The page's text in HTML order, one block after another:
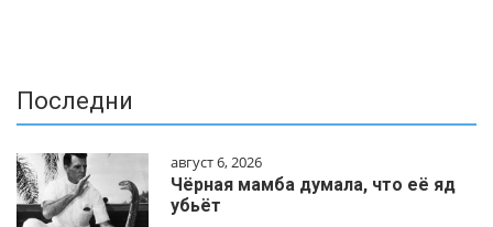
Последни
август 6, 2026
Чёрная мамба думала, что её яд
убьёт